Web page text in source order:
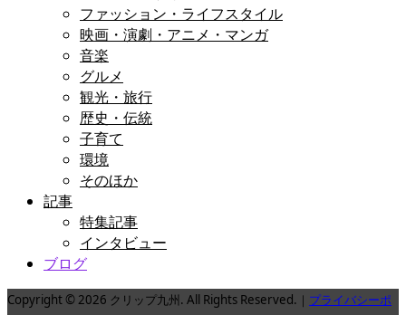
ファッション・ライフスタイル
映画・演劇・アニメ・マンガ
音楽
グルメ
観光・旅行
歴史・伝統
子育て
環境
そのほか
記事
特集記事
インタビュー
ブログ
Copyright © 2026 クリップ九州. All Rights Reserved.｜ プライバシーポ